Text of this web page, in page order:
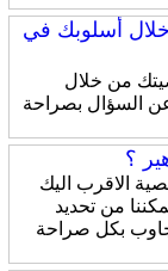
أسلوبك في
من خلال
السؤال بصراحة
؟
الاقرب اليك
من تحديد
بكل صراحة